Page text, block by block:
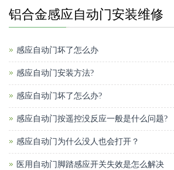
铝合金感应自动门安装维修
感应自动门坏了怎么办
感应自动门安装方法?
感应自动门坏了怎么办?
感应自动门按遥控没反应一般是什么问题?
感应自动门为什么没人也会打开？
医用自动门脚踏感应开关失效是怎么解决